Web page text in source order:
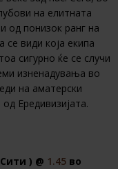
на елитната
од понизок ранг на
види која екипа
сигурно ќе се случи
изненадувања во
на аматерски
Ередивизијата.
) @ 1.45 во